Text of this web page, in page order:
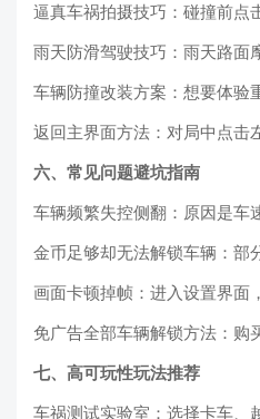
逼真车祸拍摄技巧：碰撞前点
雨天防滑驾驶技巧：雨天路面
车辆防撞改装方案：想要体验
返回主界面方法：对局中点击
六、常见问题避坑指南
车辆频繁失控侧翻：原因是车
金币足够却无法解锁车辆：部
画面卡顿掉帧：进入设置界面
免广告全部车辆解锁方法：购
七、高可玩性玩法推荐
车祸测试实验室：选择卡车、